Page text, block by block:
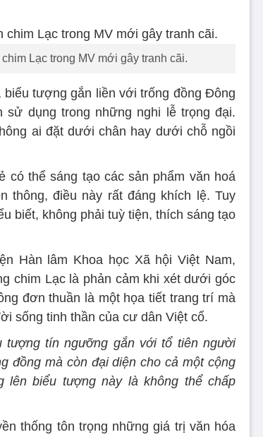
Lạc trong MV mới gây tranh cãi.
tượng gắn liền với trống đồng Đông
dụng trong những nghi lễ trọng đại.
ai đặt dưới chân hay dưới chỗ ngồi
có thể sáng tạo các sản phẩm văn hoá
thông, điều này rất đáng khích lệ. Tuy
biết, không phải tuỳ tiện, thích sáng tạo
Hàn lâm Khoa học Xã hội Việt Nam,
chim Lạc là phản cảm khi xét dưới góc
đơn thuần là một họa tiết trang trí mà
sống tinh thần của cư dân Việt cổ.
tượng tín ngưỡng gắn với tổ tiên người
đồng mà còn đại diện cho cả một cộng
biểu tượng này là không thể chấp
thống tôn trọng những giá trị văn hóa